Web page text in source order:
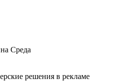
Среда
решения в рекламе